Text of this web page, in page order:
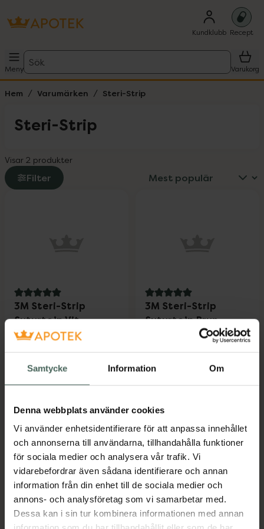
Samtycke Information Om
Denna webbplats använder cookies
Vi använder enhetsidentifierare för att anpassa innehållet
och annonserna till användarna, tillhandahålla funktioner
för sociala medier och analysera vår trafik. Vi
vidarebefordrar även sådana identifierare och annan
information från din enhet till de sociala medier och
annons- och analysföretag som vi samarbetar med.
Dessa kan i sin tur kombinera informationen med annan
Kundklubb Recept
Meny
Sök
Varukorg
Hem Varumärken Steri-Strip
Steri-Strip
Visar 2 produkter
Filter
5 av 5 i omdöme
3M Steri-Strip
Suturtejp Vit
Förslutning av små sår
6 st
Pris online
3M Steri-Strip Suturtejp Vit, 25 kr.
5 av 5 i omdöme
3M Steri-Strip
Suturtejp Brun
För bättre och
snyggare sårläkning 1 st
Pris online
3M Steri-
Kronans Apotek finns här för dig. Du hittar oss från Skåne i
syd till Lappland i norr, och online i mobilen och på
datorn. Oavsett vem du är så är det vårt uppdrag att